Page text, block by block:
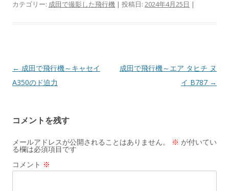
カテゴリー: 成田で撮影した飛行機 | 投稿日: 2024年4月25日 |
投
稿
ゲ
ー
シ
ョ
← 成田で飛行機～キャセイ
A350のド迫力
成田で飛行機～エア タヒチ ヌ
イ B787 →
コメントを残す
メールアドレスが公開されることはありません。 ※ が付いてい
る欄は必須項目です
コメント ※